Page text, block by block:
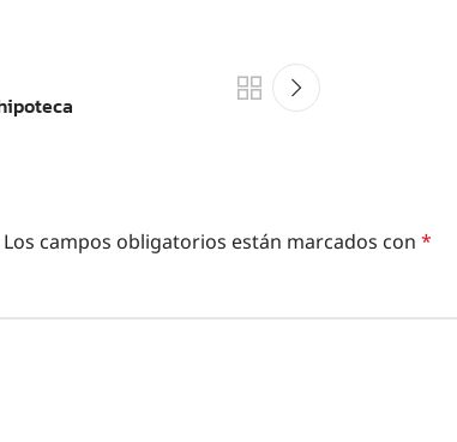
Los campos obligatorios están marcados con *